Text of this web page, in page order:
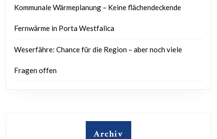
Kommunale Wärmeplanung – Keine flächendeckende
Fernwärme in Porta Westfalica
Weserfähre: Chance für die Region – aber noch viele
Fragen offen
Archiv